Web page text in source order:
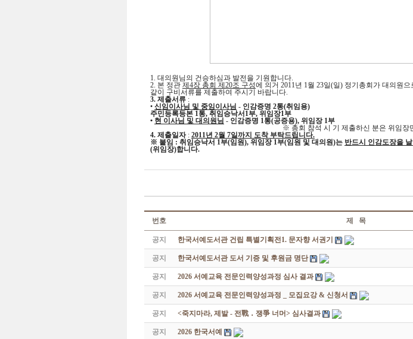
1. 대의원님의 건승하심과 발전을 기원합니다.
2. 본 정관 제4장 총회 제20조 구성에 의거 2011년 1월 23일(일) 정기총회가 대의원
같이 구비서류를 제출하여 주시기 바랍니다.
3. 제출서류 :
• 신임이사님 및 중임이사님 - 인감증명 2통(취임용)
주민등록등본 1통, 취임승낙서1부, 위임장1부
• 현 이사님 및 대의원님 - 인감증명 1통(공증용), 위임장 1부
※ 총회 참석 시 기 제출하신 분은 위임장
4. 제출일자: 2011년 2월 7일까지 도착 부탁드립니다.
※ 붙임 : 취임승낙서 1부(임원), 위임장 1부(임원 및 대의원)는 반드시 인감도장을
(위임장)합니다.
번호 제 목
공지 한국서예도서관 건립 특별기획전1. 문자향 서권기
공지 한국서예도서관 도서 기증 및 후원금 명단
공지 2026 서예교육 전문인력양성과정 심사 결과
공지 2026 서예교육 전문인력양성과정 _ 모집요강 & 신청서
공지 <죽지마라, 제발 - 전戰 ․ 쟁爭 너머> 심사결과
공지 2026 한국서예